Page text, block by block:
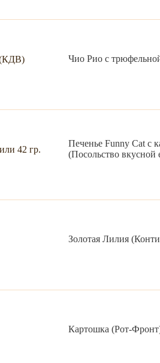
Чио Рио с
Печенье Funny Сat с
(Посольство вкусной
Золотая Лилия
Картошка (Рот-